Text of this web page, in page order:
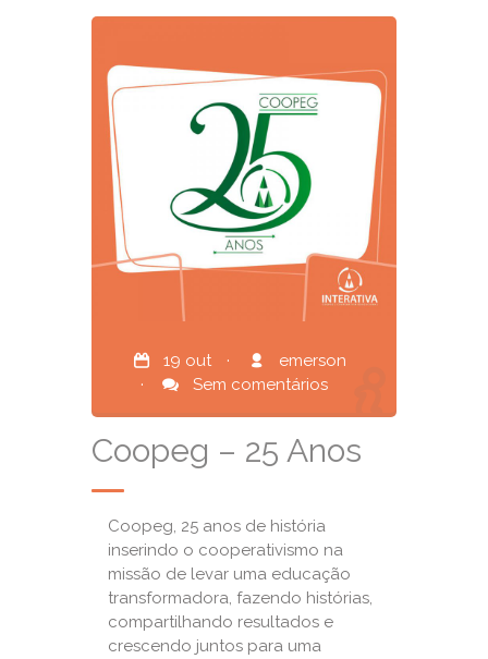
19 out ·
emerson
·
Sem comentários
Coopeg – 25 Anos
Coopeg, 25 anos de história
inserindo o cooperativismo na
missão de levar uma educação
transformadora, fazendo histórias,
compartilhando resultados e
crescendo juntos para uma